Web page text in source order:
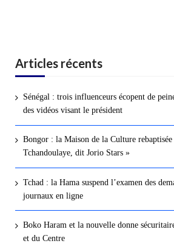
Articles récents
Sénégal : trois influenceurs écopent de
des vidéos visant le président
Bongor : la Maison de la Culture rebaptisée
Tchandoulaye, dit Jorio Stars »
Tchad : la Hama suspend l’examen des
journaux en ligne
Boko Haram et la nouvelle donne
et du Centre